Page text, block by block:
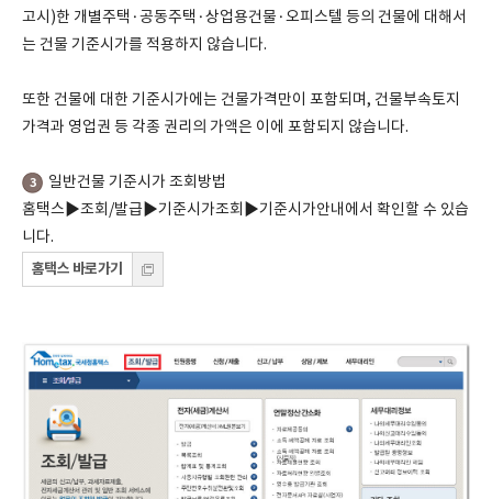
고시)한 개별주택·공동주택·상업용건물·오피스텔 등의 건물에 대해서
는 건물 기준시가를 적용하지 않습니다.
또한 건물에 대한 기준시가에는 건물가격만이 포함되며, 건물부속토지
가격과 영업권 등 각종 권리의 가액은 이에 포함되지 않습니다.
3
일반건물 기준시가 조회방법
홈택스▶조회/발급▶기준시가조회▶기준시가안내에서 확인할 수 있습
니다.
홈택스 바로가기